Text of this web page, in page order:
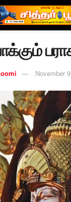
November